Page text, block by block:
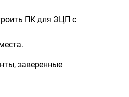
ПК для ЭЦП с
заверенные